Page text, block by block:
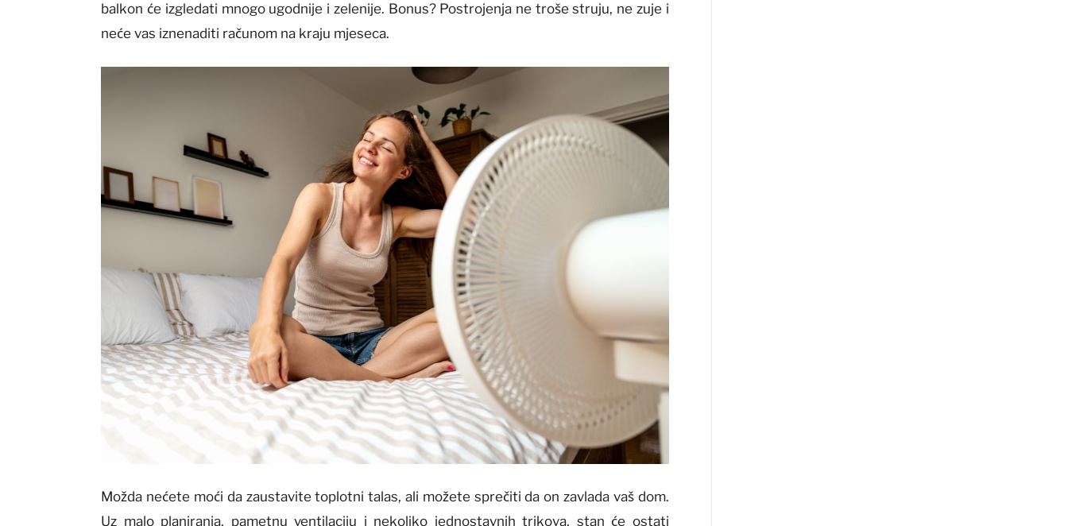
balkon će izgledati mnogo ugodnije i zelenije. Bonus? Postrojenja ne troše struju, ne zuje i
neće vas iznenaditi računom na kraju mjeseca.
Možda nećete moći da zaustavite toplotni talas, ali možete sprečiti da on zavlada vaš dom.
Uz malo planiranja, pametnu ventilaciju i nekoliko jednostavnih trikova, stan će ostati